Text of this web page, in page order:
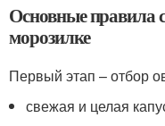
Основные правила
морозилке
Первый этап – отбор
свежая и целая